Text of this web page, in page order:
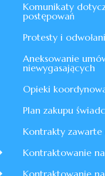
Komunikaty
postępowań
Protesty i
Aneksowanie
niewygasających
Opieki
Plan zakupu
Kontrakty
Kontraktowanie
Kontraktowanie